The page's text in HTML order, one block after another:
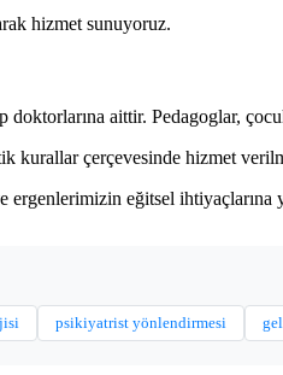
hizmet sunuyoruz.
aittir. Pedagoglar,
kurallar çerçevesinde hizmet
eğitsel
psikiyatrist yönlendirmesi